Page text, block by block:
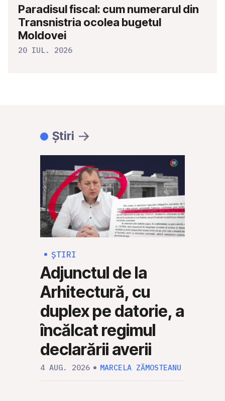
Paradisul fiscal: cum numerarul din
Transnistria ocolea bugetul
Moldovei
20 IUL. 2026
Știri
ȘTIRI
Adjunctul de la
Arhitectură, cu
duplex pe datorie, a
încălcat regimul
declarării averii
4 AUG. 2026 MARCELA ZĂMOSTEANU